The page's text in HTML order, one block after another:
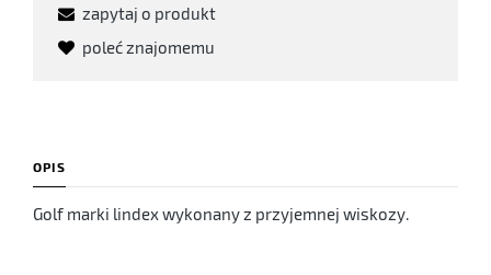
zapytaj o produkt
poleć znajomemu
OPIS
Golf marki lindex wykonany z przyjemnej wiskozy.